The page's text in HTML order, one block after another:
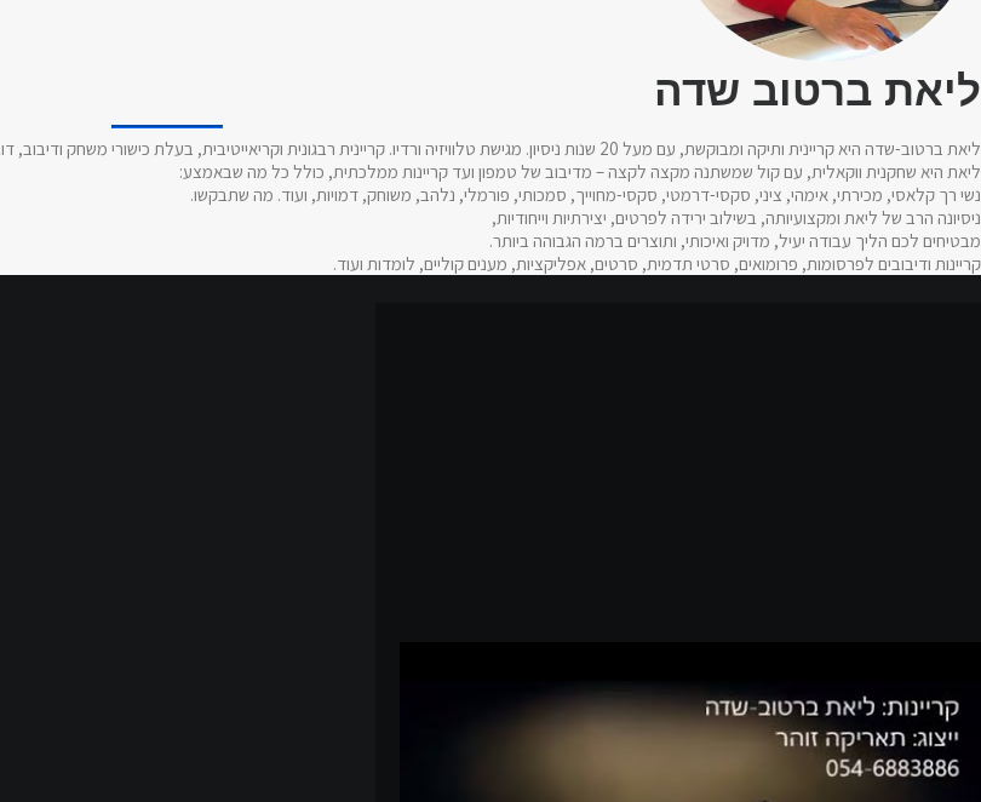
ליאת ברטוב שדה
ליאת ברטוב-שדה היא קריינית ותיקה ומבוקשת, עם מעל 20 שנות ניסיון. מגישת טלוויזיה ורדיו. קריינית רבגונית וקריאייטיבית, בעלת כישורי משחק ודיבוב, דוברת עברית ואנגלית ברמת שפת אם.
ליאת היא שחקנית ווקאלית, עם קול שמשתנה מקצה לקצה – מדיבוב של טמפון ועד קריינות ממלכתית, כולל כל מה שבאמצע:
נשי רך קלאסי, מכירתי, אימהי, ציני, סקסי-דרמטי, סקסי-מחוייך, סמכותי, פורמלי, נלהב, משוחק, דמויות, ועוד. מה שתבקשו.
ניסיונה הרב של ליאת ומקצועיותה, בשילוב ירידה לפרטים, יצירתיות וייחודיות,
מבטיחים לכם הליך עבודה יעיל, מדויק ואיכותי, ותוצרים ברמה הגבוהה ביותר.
קריינות ודיבובים לפרסומות, פרומואים, סרטי תדמית, סרטים, אפליקציות, מענים קוליים, לומדות ועוד.